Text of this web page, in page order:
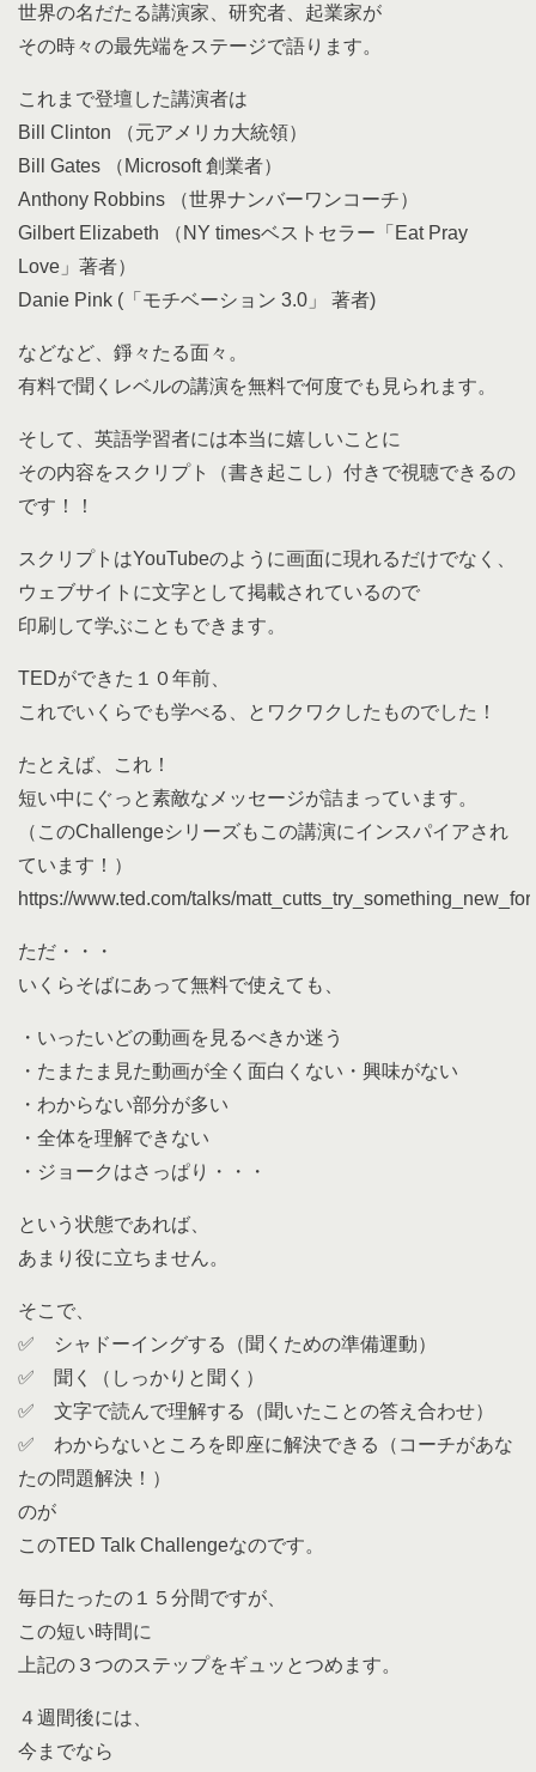
世界の名だたる講演家、研究者、起業家が
その時々の最先端をステージで語ります。
これまで登壇した講演者は
Bill Clinton （元アメリカ大統領）
Bill Gates （Microsoft 創業者）
Anthony Robbins （世界ナンバーワンコーチ）
Gilbert Elizabeth （NY timesベストセラー「Eat Pray
Love」著者）
Danie Pink (「モチベーション 3.0」 著者)
などなど、錚々たる面々。
有料で聞くレベルの講演を無料で何度でも見られます。
そして、英語学習者には本当に嬉しいことに
その内容をスクリプト（書き起こし）付きで視聴できるの
です！！
スクリプトはYouTubeのように画面に現れるだけでなく、
ウェブサイトに文字として掲載されているので
印刷して学ぶこともできます。
TEDができた１０年前、
これでいくらでも学べる、とワクワクしたものでした！
たとえば、これ！
短い中にぐっと素敵なメッセージが詰まっています。
（このChallengeシリーズもこの講演にインスパイアされ
ています！）
https://www.ted.com/talks/
ただ・・・
いくらそばにあって無料で使えても、
・いったいどの動画を見るべきか迷う
・たまたま見た動画が全く面白くない・興味がない
・わからない部分が多い
・全体を理解できない
・ジョークはさっぱり・・・
という状態であれば、
あまり役に立ちません。
そこで、
✅ シャドーイングする（聞くための準備運動）
✅ 聞く（しっかりと聞く）
✅ 文字で読んで理解する（聞いたことの答え合わせ）
✅ わからないところを即座に解決できる（コーチがあな
たの問題解決！）
のが
このTED Talk Challengeなのです。
毎日たったの１５分間ですが、
この短い時間に
上記の３つのステップをギュッとつめます。
４週間後には、
今までなら